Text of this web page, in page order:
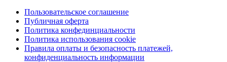
Пользовательское соглашение
Публичная оферта
Политика конфединциальности
Политика использования cookie
Правила оплаты и безопасность платежей,
конфиденциальность информации